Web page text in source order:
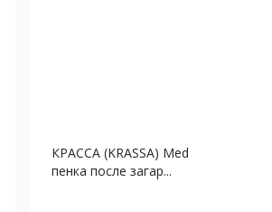
КРАССА (KRASSA) Med
пенка после загар...